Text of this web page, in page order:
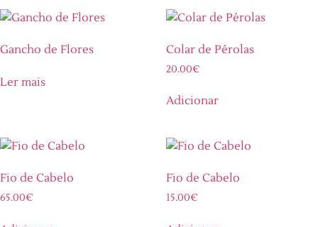
Gancho de Flores
Ler mais
Colar de Pérolas
20.00€
Adicionar
Fio de Cabelo
65.00€
Fio de Cabelo
15.00€